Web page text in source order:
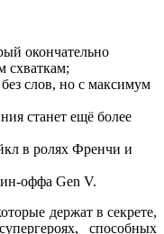
окончательно
схваткам;
слов, но с максимум
станет ещё более
в ролях Френчи и
оффа Gen V.
держат в секрете,
способных